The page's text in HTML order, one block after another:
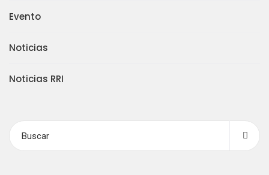
Evento
Noticias
Noticias RRI